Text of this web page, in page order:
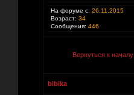
На форуме с: 26.11.2015
Возраст: 34
Сообщения: 446
Вернуться к началу
bibika